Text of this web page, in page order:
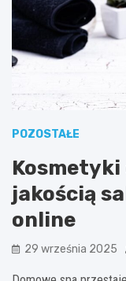
POZOSTAŁE
Kosmetyki
jakością
online
29 września 2025